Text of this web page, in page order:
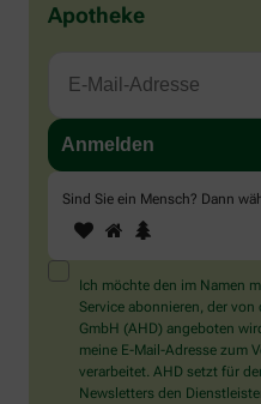
Apotheke
Sind Sie ein Mensch? Dann
Sind
Sie
ein
Mensch?
Dann
wählen
Sie
bitte
das
1 2
Ich möchte den im Namen
Service abonnieren, der
GmbH (AHD) angeboten
meine E-Mail-Adresse zum
verarbeitet. AHD setzt für
Newsletters den